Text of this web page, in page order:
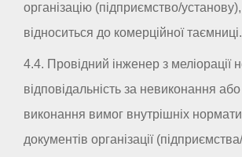
організацію (підприємство/
відноситься до комерційної таємниці.
4.4. Провідний інженер з меліорації
відповідальність за невиконання
виконання вимог внутрішніх
документів організації